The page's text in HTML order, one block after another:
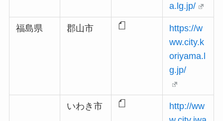
a.lg.jp/
福島県 郡山市
https://w
ww.city.k
oriyama.l
g.jp/
いわき市
http://ww